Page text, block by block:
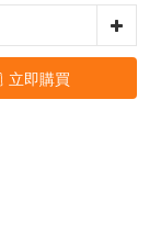
立即購買